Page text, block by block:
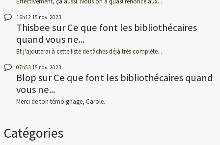
16h12 15 nov. 2023
ThisbeesurCe que font les bibliothécaires
quand vous ne...
Et j'ajouterai à cette liste de tâches déjà très complète...
07h53 15 nov. 2023
BlopsurCe que font les bibliothécaires quand
vous ne...
Merci de ton témoignage, Carole.
Catégories